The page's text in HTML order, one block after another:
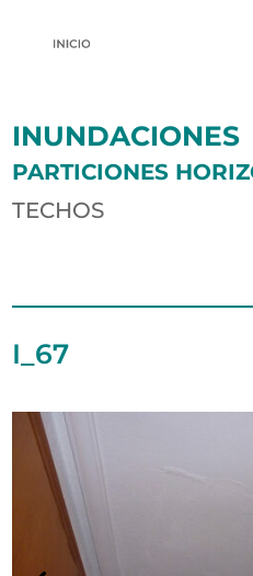
INUNDACIONES
PARTICIONES
TECHOS
I_67